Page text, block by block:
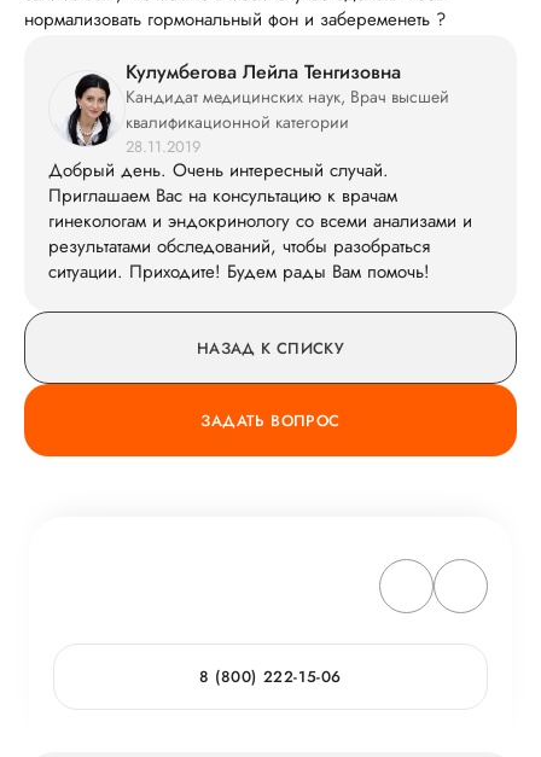
нормализовать гормональный фон и забеременеть ?
Кулумбегова Лейла Тенгизовна
Кандидат медицинских наук, Врач высшей
квалификационной категории
28.11.2019
Добрый день. Очень интересный случай.
Приглашаем Вас на консультацию к врачам
гинекологам и эндокринологу со всеми анализами и
результатами обследований, чтобы разобраться
ситуации. Приходите! Будем рады Вам помочь!
НАЗАД К СПИСКУ
ЗАДАТЬ ВОПРОС
8 (800) 222-15-06